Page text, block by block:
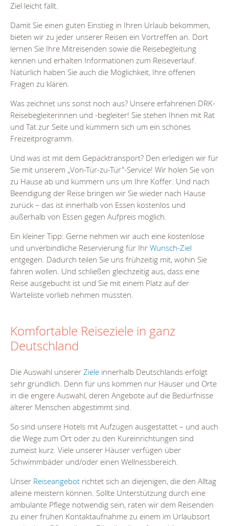
Ziel leicht fällt.
Damit Sie einen guten Einstieg in Ihren Urlaub bekommen,
bieten wir zu jeder unserer Reisen ein Vortreffen an. Dort
lernen Sie Ihre Mitreisenden sowie die Reisebegleitung
kennen und erhalten Informationen zum Reiseverlauf.
Natürlich haben Sie auch die Möglichkeit, Ihre offenen
Fragen zu klären.
Was zeichnet uns sonst noch aus? Unsere erfahrenen DRK-
Reisebegleiterinnen und -begleiter! Sie stehen Ihnen mit Rat
und Tat zur Seite und kümmern sich um ein schönes
Freizeitprogramm.
Und was ist mit dem Gepäcktransport? Den erledigen wir für
Sie mit unserem „Von-Tür-zu-Tür"-Service! Wir holen Sie von
zu Hause ab und kümmern uns um Ihre Koffer. Und nach
Beendigung der Reise bringen wir Sie wieder nach Hause
zurück – das ist innerhalb von Essen kostenlos und
außerhalb von Essen gegen Aufpreis möglich.
Ein kleiner Tipp: Gerne nehmen wir auch eine kostenlose
und unverbindliche Reservierung für Ihr Wunsch-Ziel
entgegen. Dadurch teilen Sie uns frühzeitig mit, wohin Sie
fahren wollen. Und schließen gleichzeitig aus, dass eine
Reise ausgebucht ist und Sie mit einem Platz auf der
Warteliste vorlieb nehmen müssten.
Komfortable Reiseziele in ganz
Deutschland
Die Auswahl unserer Ziele innerhalb Deutschlands erfolgt
sehr gründlich. Denn für uns kommen nur Häuser und Orte
in die engere Auswahl, deren Angebote auf die Bedürfnisse
älterer Menschen abgestimmt sind.
So sind unsere Hotels mit Aufzügen ausgestattet – und auch
die Wege zum Ort oder zu den Kureinrichtungen sind
zumeist kurz. Viele unserer Häuser verfügen über
Schwimmbäder und/oder einen Wellnessbereich.
Unser Reiseangebot richtet sich an diejenigen, die den Alltag
alleine meistern können. Sollte Unterstützung durch eine
ambulante Pflege notwendig sein, raten wir dem Reisenden
zu einer frühen Kontaktaufnahme zu einem im Urlaubsort